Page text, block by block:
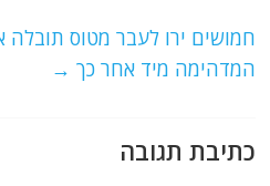
kחמושים ירו לעבר מטוס תובלה
המדהימה מיד אחר כך →
כתיבת תגובה